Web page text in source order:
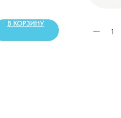
В КОРЗИНУ